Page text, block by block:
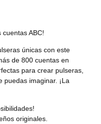
ABC!
únicas con este
de 800 cuentas en
para crear pulseras,
puedas imaginar. ¡La
originales.